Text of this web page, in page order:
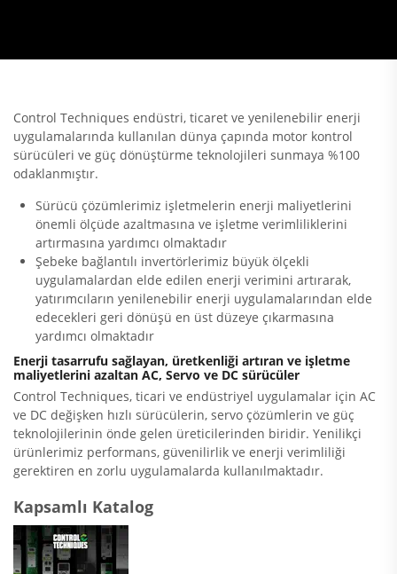
Control Techniques endüstri, ticaret ve yenilenebilir enerji
uygulamalarında kullanılan dünya çapında motor kontrol
sürücüleri ve güç dönüştürme teknolojileri sunmaya %100
odaklanmıştır.
Sürücü çözümlerimiz işletmelerin enerji maliyetlerini
önemli ölçüde azaltmasına ve işletme verimliliklerini
artırmasına yardımcı olmaktadır
Şebeke bağlantılı invertörlerimiz büyük ölçekli
uygulamalardan elde edilen enerji verimini artırarak,
yatırımcıların yenilenebilir enerji uygulamalarından elde
edecekleri geri dönüşü en üst düzeye çıkarmasına
yardımcı olmaktadır
Enerji tasarrufu sağlayan, üretkenliği artıran ve işletme
maliyetlerini azaltan AC, Servo ve DC sürücüler
Control Techniques, ticari ve endüstriyel uygulamalar için AC
ve DC değişken hızlı sürücülerin, servo çözümlerin ve güç
teknolojilerinin önde gelen üreticilerinden biridir. Yenilikçi
ürünlerimiz performans, güvenilirlik ve enerji verimliliği
gerektiren en zorlu uygulamalarda kullanılmaktadır.
Kapsamlı Katalog